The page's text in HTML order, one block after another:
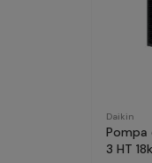
Daikin
Pompa
3 HT